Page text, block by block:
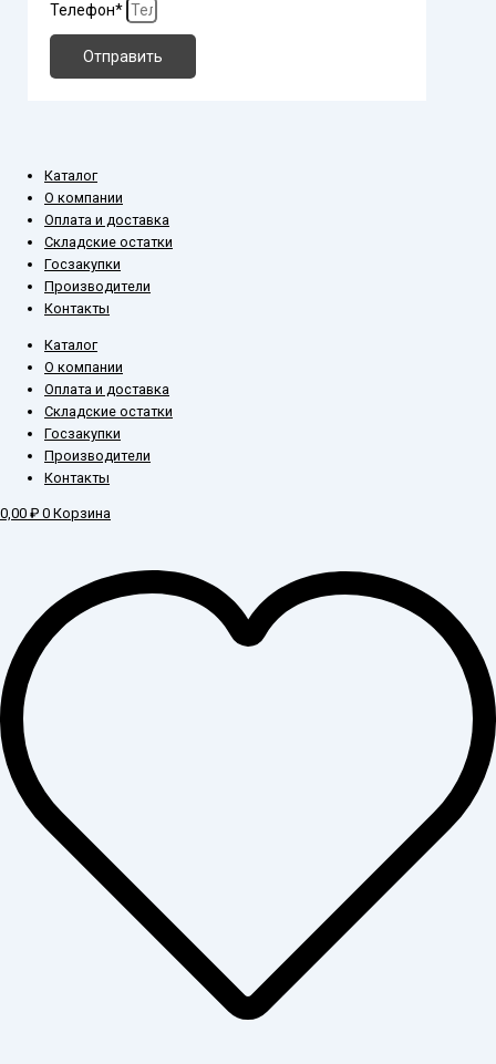
Телефон*
Отправить
Каталог
О компании
Оплата и доставка
Складские остатки
Госзакупки
Производители
Контакты
Каталог
О компании
Оплата и доставка
Складские остатки
Госзакупки
Производители
Контакты
0,00 ₽ 0 Корзина